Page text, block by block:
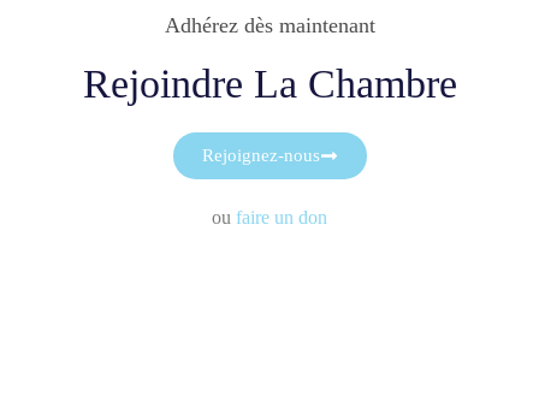
Adhérez dès maintenant
Rejoindre La Chambre
Rejoignez-nous
ou faire un don